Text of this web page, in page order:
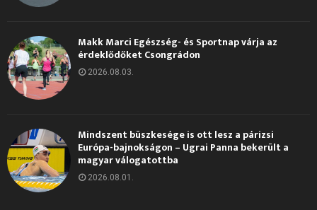
Makk Marci Egészség- és Sportnap várja az
érdeklődőket Csongrádon
2026.08.03.
Mindszent büszkesége is ott lesz a párizsi
Európa-bajnokságon – Ugrai Panna bekerült a
magyar válogatottba
2026.08.01.